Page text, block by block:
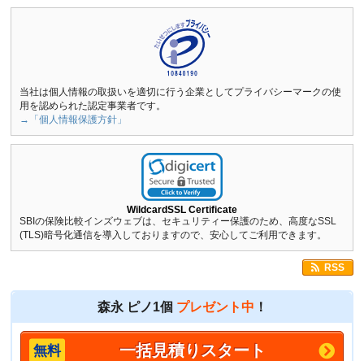
当社は個人情報の取扱いを適切に行う企業としてプライバシーマークの使
用を認められた認定事業者です。
→「個人情報保護方針」
WildcardSSL Certificate
SBIの保険比較インズウェブは、セキュリティー保護のため、高度なSSL
(TLS)暗号化通信を導入しておりますので、安心してご利用できます。
RSS
森永 ピノ1個 プレゼント中 ！
一括見積りスタート